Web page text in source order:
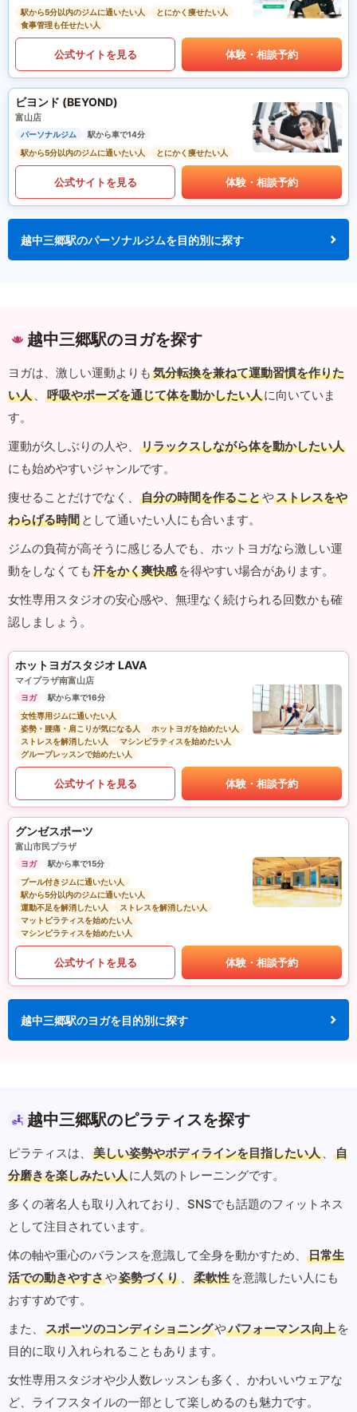
駅から5分以内のジムに通いたい人
とにかく痩せたい人
食事管理も任せたい人
公式サイトを見る 体験・相談予約
ビヨンド (BEYOND)
富山店
パーソナルジム
駅から車で14分
駅から5分以内のジムに通いたい人
とにかく痩せたい人
公式サイトを見る 体験・相談予約
越中三郷駅のパーソナルジムを目的別に探す
越中三郷駅のヨガを探す
ヨガは、激しい運動よりも 気分転換を兼ねて運動習慣を作りた
い人 、 呼吸やポーズを通じて体を動かしたい人に向いていま
す。
運動が久しぶりの人や、
リラックスしながら体を動かしたい人
にも始めやすいジャンルです。
痩せることだけでなく、
自分の時間を作ることやストレスをや
わらげる時間 として通いたい人にも合います。
ジムの負荷が高そうに感じる人でも、ホットヨガなら激しい運
動をしなくても 汗をかく爽快感 を得やすい場合があります。
女性専用スタジオの安心感や、無理なく続けられる回数かも確
認しましょう。
ホットヨガスタジオ LAVA
マイプラザ南富山店
ヨガ
駅から車で16分
女性専用ジムに通いたい人
姿勢・腰痛・肩こりが気になる人
ホットヨガを始めたい人
ストレスを解消したい人
マシンピラティスを始めたい人
グループレッスンで始めたい人
公式サイトを見る 体験・相談予約
グンゼスポーツ
富山市民プラザ
ヨガ
駅から車で15分
プール付きジムに通いたい人
駅から5分以内のジムに通いたい人
運動不足を解消したい人
ストレスを解消したい人
マットピラティスを始めたい人
マシンピラティスを始めたい人
公式サイトを見る 体験・相談予約
越中三郷駅のヨガを目的別に探す
越中三郷駅のピラティスを探す
ピラティスは、 美しい姿勢やボディラインを目指したい人 、
自
分磨きを楽しみたい人に人気のトレーニングです。
多くの著名人も取り入れており、SNSでも話題のフィットネス
として注目されています。
体の軸や重心のバランスを意識して全身を動かすため、
日常生
活での動きやすさや姿勢づくり 、 柔軟性 を意識したい人にも
おすすめです。
また、
スポーツのコンディショニングやパフォーマンス向上 を
目的に取り入れられることもあります。
女性専用スタジオや少人数レッスンも多く、かわいいウェアな
ど、ライフスタイルの一部として楽しめるのも魅力です。